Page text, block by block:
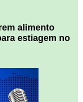
alimento
estiagem no